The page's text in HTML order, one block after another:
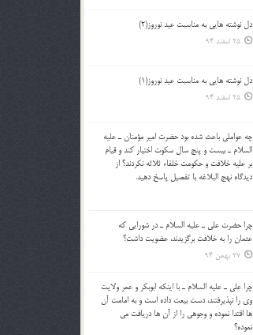
دل نوشته هایی به مناسبت عید نوروز(2)
25 اسفند 94
دل نوشته هایی به مناسبت عید نوروز(1)
25 اسفند 94
چه عواملي باعث شده بود حضرت امير مؤمنان ـ عليه
السلام ـ بيست و پنج سال سکوت اختيار کند و قيام
بر عليه خلافت و حکومت خلفاء ثلاثه نکردند؟ از
ديدگاه نهج البلاغه با تفصيل پاسخ دهيد.
چرا حضرت علي ـ عليه السلام ـ در شورايي كه
عثمان را به خلافت برگزيدند، عضويت داشت؟
27 بهمن 94
چرا علي ـ عليه السلام ـ با اينكه ابوبكر و عمر ولايت
وي را نپذيرفتند، دست بيعت داده است و به امامت آن
ها اقتدا نموده و وجوهي را از آن ها دريافت مي
نموده؟